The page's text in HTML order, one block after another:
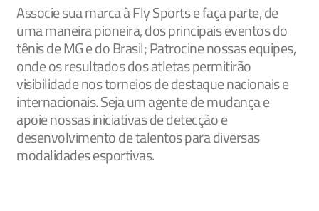
Associe sua marca à Fly Sports e faça parte, de
uma maneira pioneira, dos principais eventos do
tênis de MG e do Brasil; Patrocine nossas equipes,
onde os resultados dos atletas permitirão
visibilidade nos torneios de destaque nacionais e
internacionais. Seja um agente de mudança e
apoie nossas iniciativas de detecção e
desenvolvimento de talentos para diversas
modalidades esportivas.